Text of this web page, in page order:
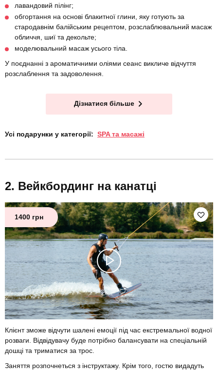
лавандовий пілінг;
обгортання на основі блакитної глини, яку готують за
стародавнім балійським рецептом, розслаблювальний масаж
обличчя, шиї та декольте;
моделювальний масаж усього тіла.
У поєднанні з ароматичними оліями сеанс викличе відчуття
розслаблення та задоволення.
Дізнатися більше
Усі подарунки у категорії: SPA та масажі
Вейкбординг на канатці
1400 грн
Клієнт зможе відчути шалені емоції під час екстремальної водної
розваги. Відвідувачу буде потрібно балансувати на спеціальній
дошці та триматися за трос.
Заняття розпочнеться з інструктажу. Крім того, гостю видадуть